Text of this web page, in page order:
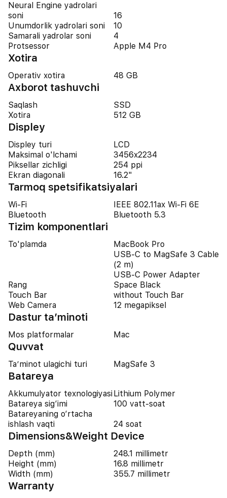
Neural Engine yadrolari
soni
16
Unumdorlik yadrolari soni
10
Samarali yadrolar soni
4
Protsessor
Apple M4 Pro
Xotira
Operativ xotira 48 GB
Axborot tashuvchi
Saqlash
SSD
Xotira
512 GB
Displey
Displey turi
LCD
Maksimal o'lchami
3456x2234
Piksellar zichligi
254 ppi
Ekran diagonali
16.2"
Tarmoq spetsifikatsiyalari
Wi-Fi
IEEE 802.11ax Wi-Fi 6E
Bluetooth
Bluetooth 5.3
Tizim komponentlari
To'plamda
MacBook Pro
USB-C to MagSafe 3 Cable
(2 m)
USB-C Power Adapter
Rang
Space Black
Touch Bar
without Touch Bar
Web Camera
12 megapiksel
Dastur ta’minoti
Mos platformalar Mac
Quvvat
Ta’minot ulagichi turi MagSafe 3
Batareya
Akkumulyator texnologiyasi Lithium Polymer
Batareya sig‘imi
100 vatt-soat
Batareyaning o‘rtacha
ishlash vaqti
24 soat
Dimensions&Weight Device
Depth (mm)
248.1 millimetr
Height (mm)
16.8 millimetr
Width (mm)
355.7 millimetr
Warranty